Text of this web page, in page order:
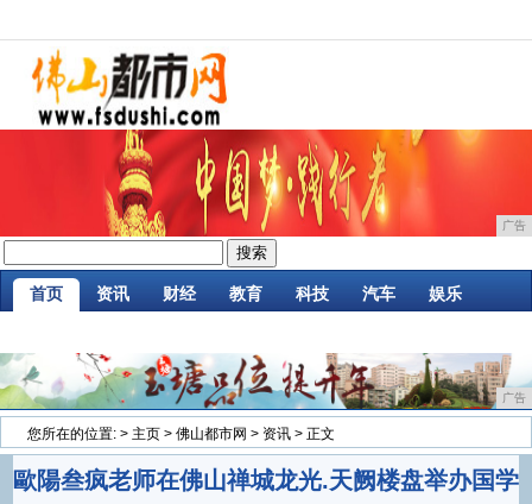
广告
首页 资讯 财经 教育 科技 汽车 娱乐
广告
您所在的位置: > 主页 > 佛山都市网 > 资讯 > 正文
歐陽叁疯老师在佛山禅城龙光.天阙楼盘举办国学